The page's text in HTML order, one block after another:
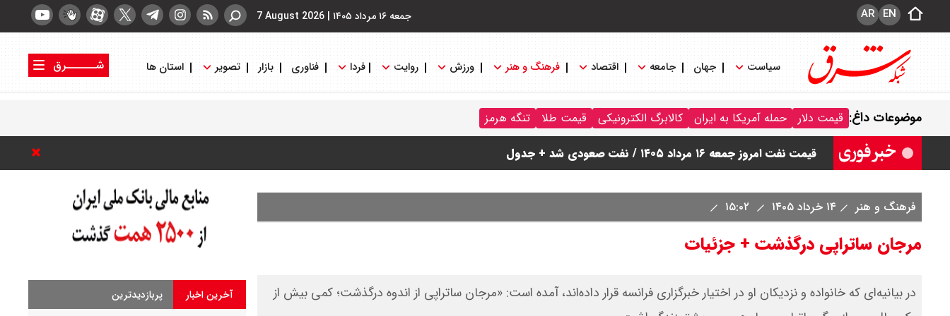
جمعه ۱۶ مرداد ۱۴۰۵ |
7 August 2026 EN
AR
سیاست جهان جامعه اقتصاد فرهنگ و هنر ورزش روایت فردا فناوری بازار تصویر استان ها
شــــــرق
موضوعات داغ: قیمت دلار حمله آمریکا به ایران کالابرگ الکترونیکی قیمت طلا تنگه هرمز
قیمت طلا ۲۴ عیار امروز جمعه ۱۶ مرداد ۱۴۰۵/ صعود طلا ادامه‌دار شد
قیمت طلا ۱۸ عیار امروز جمعه ۱۶ مرداد ۱۴۰۵ اعلام شد/ طلا بر مدار صعود
قیمت نفت امروز جمعه ۱۶ مرداد ۱۴۰۵ / نفت صعودی شد + جدول
جزئیات عرضه اولیه احیا در فرابورس اعلام شد
فرهنگ و هنر ۱۴ خرداد ۱۴۰۵
مرجان ساتراپی درگذشت + جزئیات
در بیانیه‌ای که خانواده و نزدیکان او در اختیار خبرگزاری فرانسه قرار داده‌اند، آمده است: «مرجان ساتراپی از اندوه درگذشت؛ کمی بیش از
آخرین اخبار پربازدیدترین